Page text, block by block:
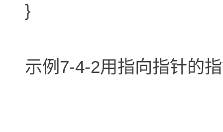
}
示例7-4-2用指向指针的